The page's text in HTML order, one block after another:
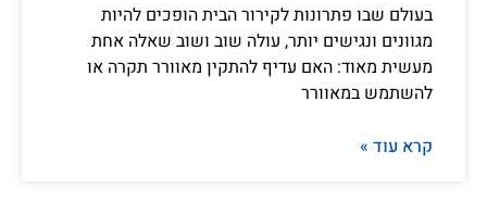
בעולם שבו פתרונות לקירור הבית הופכים להיות
מגוונים ונגישים יותר, עולה שוב ושוב שאלה אחת
מעשית מאוד: האם עדיף להתקין מאוורר תקרה או
להשתמש במאוורר
קרא עוד »